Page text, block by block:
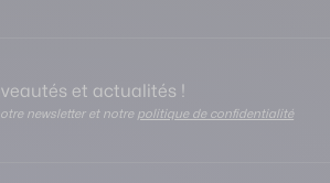
et actualités !
newsletter et notre politique de confidentialité